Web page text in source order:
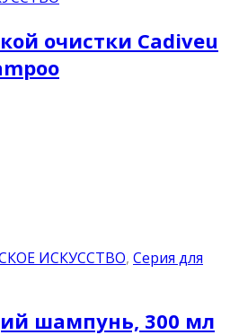
очистки Cadiveu
ИСКУССТВО, Серия для
шампунь, 300 мл